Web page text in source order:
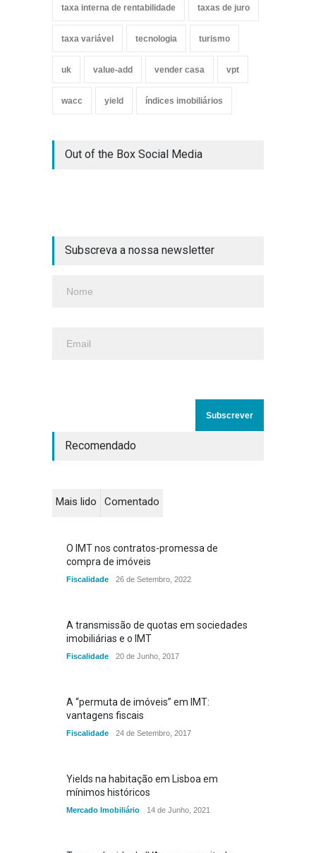
taxa interna de rentabilidade taxas de juro
taxa variável tecnologia turismo
uk value-add vender casa vpt
wacc yield índices imobiliários
Out of the Box Social Media
Subscreva a nossa newsletter
Recomendado
Mais lido Comentado
O IMT nos contratos-promessa de
compra de imóveis
Fiscalidade 26 de Setembro, 2022
A transmissão de quotas em sociedades
imobiliárias e o IMT
Fiscalidade 20 de Junho, 2017
A “permuta de imóveis” em IMT:
vantagens fiscais
Fiscalidade 24 de Setembro, 2017
Yields na habitação em Lisboa em
mínimos históricos
Mercado Imobiliário 14 de Junho, 2021